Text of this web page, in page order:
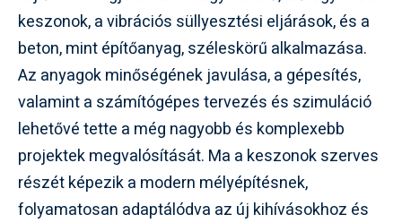
keszonok, a vibrációs süllyesztési eljárások, és a
beton, mint építőanyag, széleskörű alkalmazása.
Az anyagok minőségének javulása, a gépesítés,
valamint a számítógépes tervezés és szimuláció
lehetővé tette a még nagyobb és komplexebb
projektek megvalósítását. Ma a keszonok szerves
részét képezik a modern mélyépítésnek,
folyamatosan adaptálódva az új kihívásokhoz és